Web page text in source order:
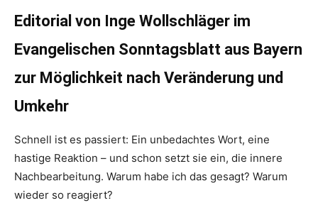
Editorial von Inge Wollschläger im
Evangelischen Sonntagsblatt aus Bayern
zur Möglichkeit nach Veränderung und
Umkehr
Schnell ist es passiert: Ein unbedachtes Wort, eine
hastige Reaktion – und schon setzt sie ein, die innere
Nachbearbeitung. Warum habe ich das gesagt? Warum
wieder so reagiert?